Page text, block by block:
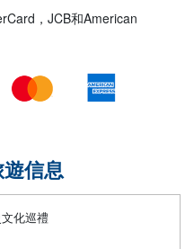
，JCB和American
信息
化巡禮